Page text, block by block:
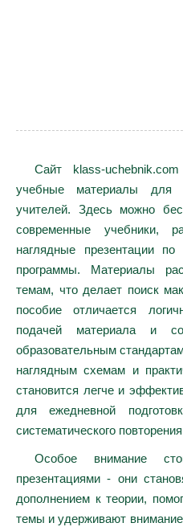
Сайт klass-
учебные материалы для
учителей. Здесь можно
современные учебники,
наглядные презентации
программы. Материалы
темам, что делает поиск
пособие отличается
подачей материала и
образовательным
наглядным схемам и
становится легче и
для ежедневной
систематического
Особое внимание
презентациями - они
дополнением к теории,
темы и удерживают